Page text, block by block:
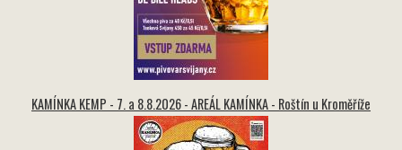
KAMÍNKA KEMP - 7. a 8.8.2026 - AREÁL KAMÍNKA - Roštín u Kroměříže